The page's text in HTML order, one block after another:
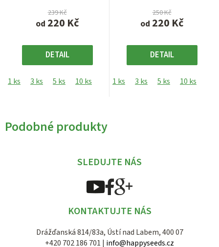
hvězdiček.
od 220 Kč
239 Kč
DETAIL
1 ks 3 ks 5 ks 10 ks
hvězdiček.
od 220 Kč
250 Kč
DETAIL
1 ks 3 ks 5 ks 10 ks
Podobné produkty
SLEDUJTE NÁS
KONTAKTUJTE NÁS
Drážďanská 814/83a, Ústí nad Labem, 400 07
+420 702 186 701 | info@happyseeds.cz